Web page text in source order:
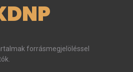
forrásmegjelöléssel